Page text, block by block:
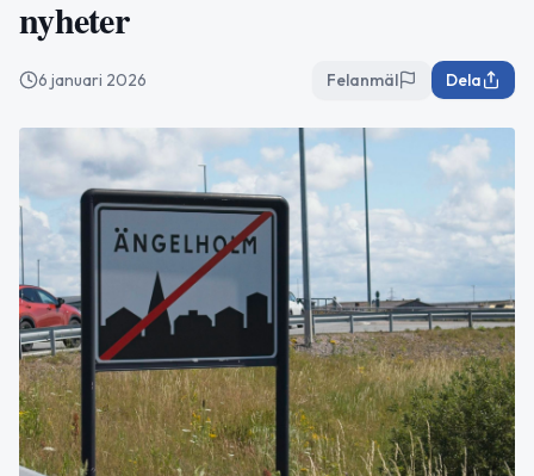
nyheter
6 januari 2026 Felanmäl Dela